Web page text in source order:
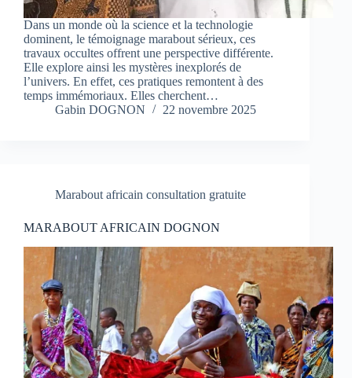
Dans un monde où la science et la technologie
dominent, le témoignage marabout sérieux, ces
travaux occultes offrent une perspective différente.
Elle explore ainsi les mystères inexplorés de
l’univers. En effet, ces pratiques remontent à des
temps immémoriaux. Elles cherchent…
Gabin DOGNON
22 novembre 2025
Marabout africain consultation gratuite
MARABOUT AFRICAIN DOGNON